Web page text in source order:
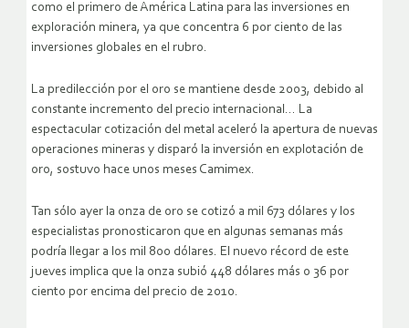
como el primero de América Latina para las inversiones en
exploración minera, ya que concentra 6 por ciento de las
inversiones globales en el rubro.
La predilección por el oro se mantiene desde 2003, debido al
constante incremento del precio internacional… La
espectacular cotización del metal aceleró la apertura de nuevas
operaciones mineras y disparó la inversión en explotación de
oro, sostuvo hace unos meses Camimex.
Tan sólo ayer la onza de oro se cotizó a mil 673 dólares y los
especialistas pronosticaron que en algunas semanas más
podría llegar a los mil 800 dólares. El nuevo récord de este
jueves implica que la onza subió 448 dólares más o 36 por
ciento por encima del precio de 2010.